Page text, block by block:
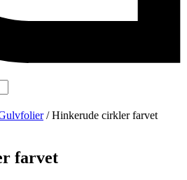
/ Hinkerude cirkler farvet
farvet